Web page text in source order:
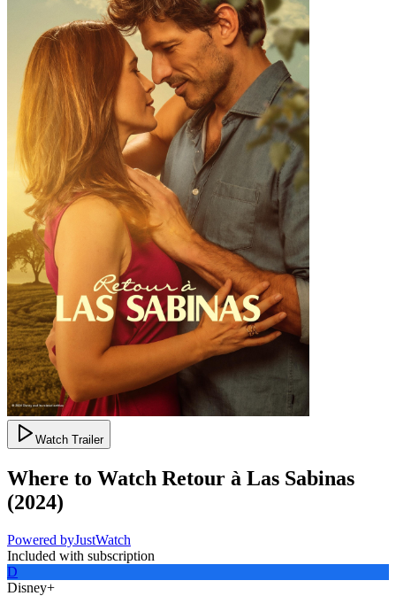
Watch Trailer
Where to Watch Retour à Las Sabinas
(2024)
Powered byJustWatch
Included with subscription
D
Disney+